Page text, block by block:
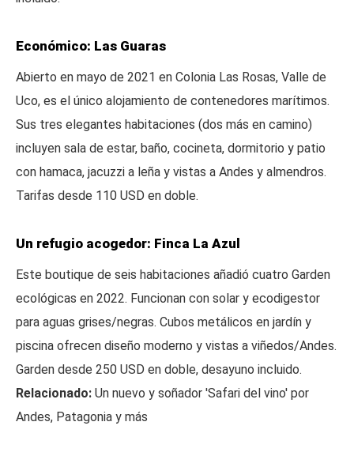
Económico: Las Guaras
Abierto en mayo de 2021 en Colonia Las Rosas, Valle de
Uco, es el único alojamiento de contenedores marítimos.
Sus tres elegantes habitaciones (dos más en camino)
incluyen sala de estar, baño, cocineta, dormitorio y patio
con hamaca, jacuzzi a leña y vistas a Andes y almendros.
Tarifas desde 110 USD en doble.
Un refugio acogedor: Finca La Azul
Este boutique de seis habitaciones añadió cuatro Garden
ecológicas en 2022. Funcionan con solar y ecodigestor
para aguas grises/negras. Cubos metálicos en jardín y
piscina ofrecen diseño moderno y vistas a viñedos/Andes.
Garden desde 250 USD en doble, desayuno incluido.
Relacionado: Un nuevo y soñador 'Safari del vino' por
Andes, Patagonia y más